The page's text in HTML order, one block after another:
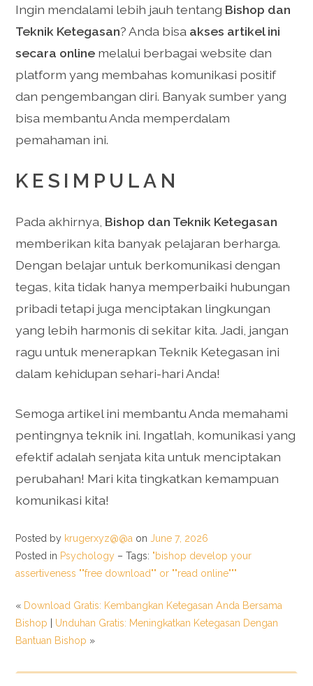
Ingin mendalami lebih jauh tentang Bishop dan
Teknik Ketegasan? Anda bisa akses artikel ini
secara online melalui berbagai website dan
platform yang membahas komunikasi positif
dan pengembangan diri. Banyak sumber yang
bisa membantu Anda memperdalam
pemahaman ini.
KESIMPULAN
Pada akhirnya, Bishop dan Teknik Ketegasan
memberikan kita banyak pelajaran berharga.
Dengan belajar untuk berkomunikasi dengan
tegas, kita tidak hanya memperbaiki hubungan
pribadi tetapi juga menciptakan lingkungan
yang lebih harmonis di sekitar kita. Jadi, jangan
ragu untuk menerapkan Teknik Ketegasan ini
dalam kehidupan sehari-hari Anda!
Semoga artikel ini membantu Anda memahami
pentingnya teknik ini. Ingatlah, komunikasi yang
efektif adalah senjata kita untuk menciptakan
perubahan! Mari kita tingkatkan kemampuan
komunikasi kita!
Posted by krugerxyz@@a on June 7, 2026
Posted in Psychology – Tags: "bishop develop your
assertiveness ""free download"" or ""read online"""
« Download Gratis: Kembangkan Ketegasan Anda Bersama
Bishop
Unduhan Gratis: Meningkatkan Ketegasan Dengan
Bantuan Bishop »